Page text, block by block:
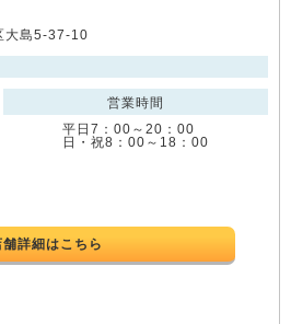
大島5-37-10
営業時間
平日7：00～20：00
日・祝8：00～18：00
舗詳細はこちら